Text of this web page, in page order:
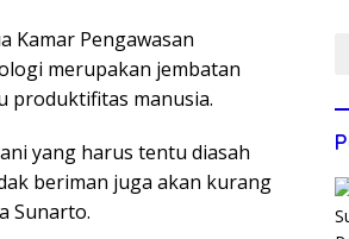
Kamar Pengawasan
merupakan jembatan
produktifitas manusia.
yang harus tentu diasah
beriman juga akan kurang
Sunarto.